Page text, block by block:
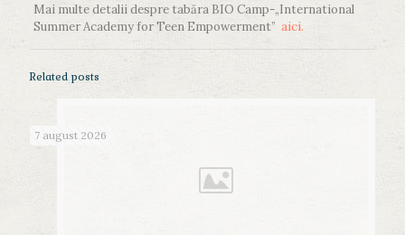
Mai multe detalii despre tabăra BIO Camp-„International
Summer Academy for Teen Empowerment” aici.
Related posts
7 august 2026